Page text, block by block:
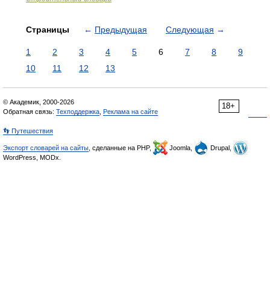
Страницы ← Предыдущая Следующая →
1 2 3 4 5 6 7 8
9
10
11 12 13
18+
© Академик, 2000-2026
Обратная связь: Техподдержка Реклама на сайте
👣 Путешествия
Экспорт словарей на сайты , сделанные на PHP, Joomla,
Drupal,
WordPress, MODx.